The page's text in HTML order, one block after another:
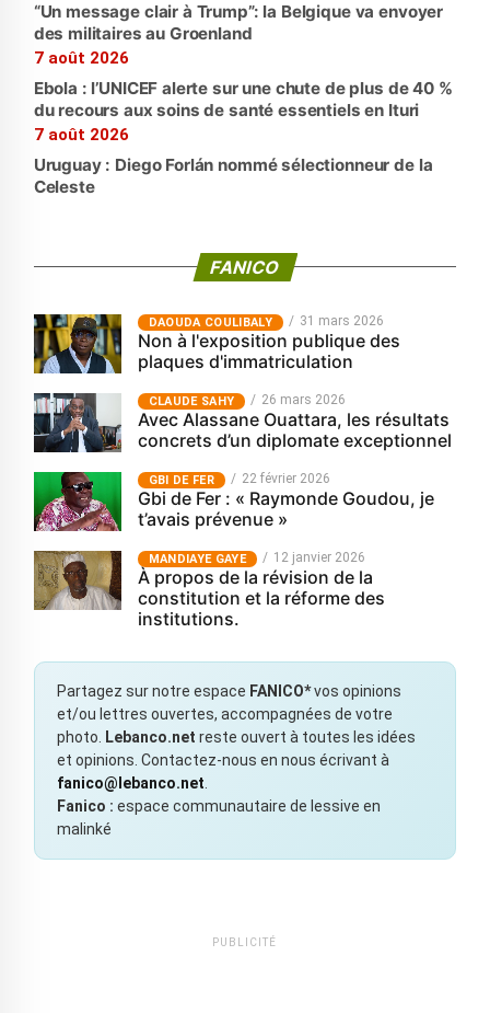
“Un message clair à Trump”: la Belgique va envoyer
des militaires au Groenland
7 août 2026
Ebola : l’UNICEF alerte sur une chute de plus de 40 %
du recours aux soins de santé essentiels en Ituri
7 août 2026
Uruguay : Diego Forlán nommé sélectionneur de la
Celeste
FANICO
‎DAOUDA COULIBALY 31 mars 2026
Non à l'exposition publique des
plaques d'immatriculation
CLAUDE SAHY 26 mars 2026
Avec Alassane Ouattara, les résultats
concrets d’un diplomate exceptionnel
GBI DE FER 22 février 2026
Gbi de Fer : « Raymonde Goudou, je
t’avais prévenue »
MANDIAYE GAYE 12 janvier 2026
À propos de la révision de la
constitution et la réforme des
institutions.
Partagez sur notre espace FANICO*vos opinions
et/ou lettres ouvertes, accompagnées de votre
photo.
Lebanco.net reste ouvert à toutes les idées
et opinions. Contactez-nous en nous écrivant à
fanico@lebanco.net
Fanico : espace communautaire de lessive en
malinké
PUBLICITÉ